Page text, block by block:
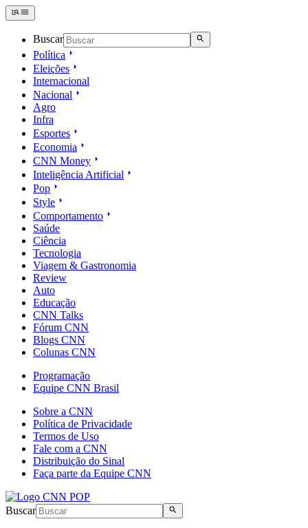
Buscar
Política
Eleições
Internacional
Nacional
Agro
Infra
Esportes
Economia
CNN Money
Inteligência Artificial
Pop
Style
Comportamento
Saúde
Ciência
Tecnologia
Viagem & Gastronomia
Review
Auto
Educação
CNN Talks
Fórum CNN
Blogs CNN
Colunas CNN
Programação
Equipe CNN Brasil
Sobre a CNN
Política de Privacidade
Termos de Uso
Fale com a CNN
Distribuição do Sinal
Faça parte da Equipe CNN
Buscar